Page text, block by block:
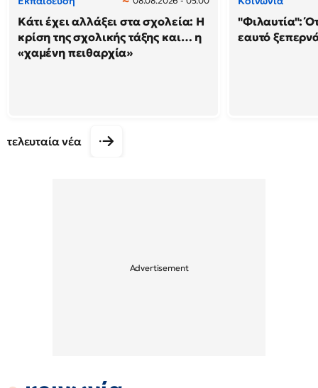
Κάτι έχει αλλάξει στα σχολεία: H
κρίση της σχολικής τάξης και… η
«χαμένη πειθαρχία»
"Φιλαυτία":
εαυτό
τελευταία νέα